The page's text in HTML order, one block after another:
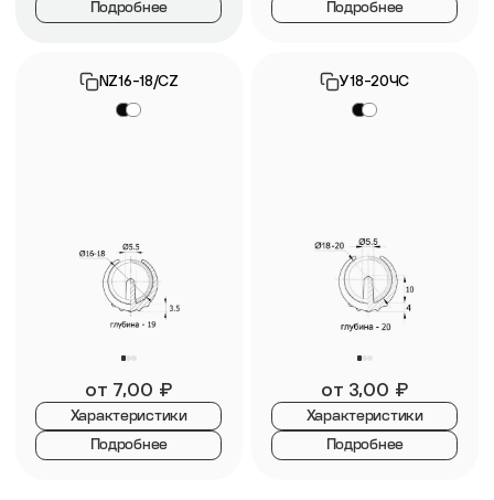
Подробнее Подробнее
NZ16-18/CZ
от 7,00 ₽
Характеристики
Подробнее
У18-20ЧС
от 3,00 ₽
Характеристики
Подробнее